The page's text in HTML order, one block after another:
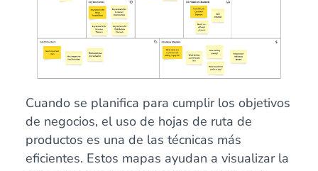
Cuando se planifica para cumplir los objetivos
de negocios, el uso de hojas de ruta de
productos es una de las técnicas más
eficientes. Estos mapas ayudan a visualizar la